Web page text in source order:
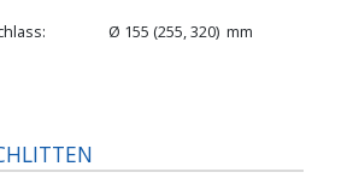
Ø 155 (255, 320) mm